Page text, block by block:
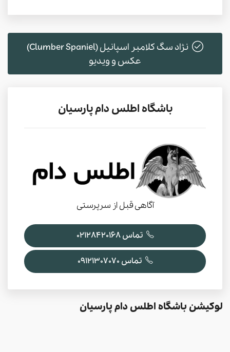
نژاد سگ کلامبر اسپانیل (Clumber Spaniel)
عکس و ویدیو
باشگاه اطلس دام پارسیان
آگاهی قبل از سرپرستی
تماس 02128420168
تماس 09121307070
لوکیشن باشگاه اطلس دام پارسیان